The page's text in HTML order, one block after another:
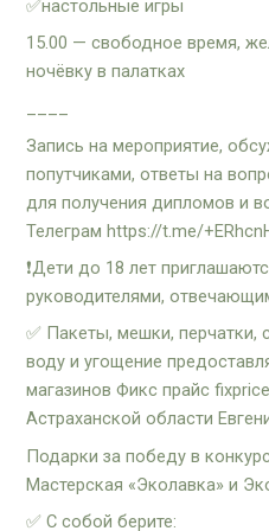
✅настольные игры
15.00 — свободное время,
ночёвку в палатках
Запись на мероприятие,
попутчиками, ответы на
для получения дипломов и
Телеграм https://t.me/
❗️Дети до 18 лет
руководителями,
✅ Пакеты, мешки, перчатки,
воду и угощение
магазинов Фикс прайс
Астраханской области
Подарки за победу в
Мастерская «Эколавка» и
✅ С собой берите: